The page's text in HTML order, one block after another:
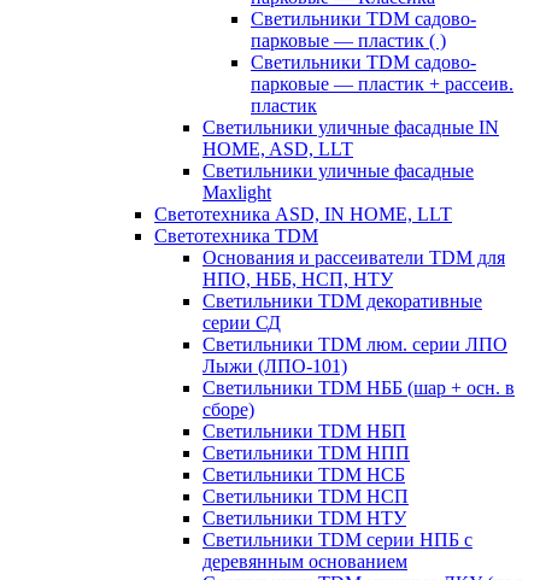
Светильники TDM садово-
парковые — пластик ( )
Светильники TDM садово-
парковые — пластик + рассеив.
пластик
Светильники уличные фасадные IN
HOME, ASD, LLT
Светильники уличные фасадные
Maxlight
Светотехника ASD, IN HOME, LLT
Светотехника TDM
Основания и рассеиватели TDM для
НПО, НББ, НСП, НТУ
Светильники TDM декоративные
серии СД
Светильники TDM люм. серии ЛПО
Лыжи (ЛПО-101)
Светильники TDM НББ (шар + осн. в
сборе)
Светильники TDM НБП
Светильники TDM НПП
Светильники TDM НСБ
Светильники TDM НСП
Светильники TDM НТУ
Светильники TDM серии НПБ с
деревянным основанием